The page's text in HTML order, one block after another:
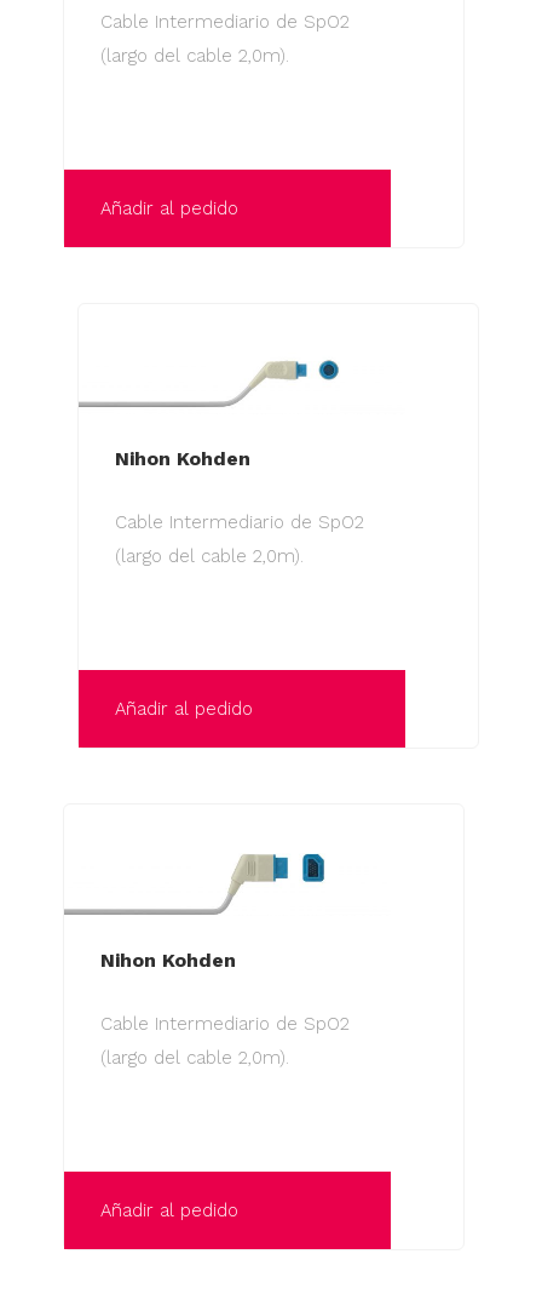
Cable Intermediario de SpO2
(largo del cable 2,0m).
Añadir al pedido
Nihon Kohden
Cable Intermediario de SpO2
(largo del cable 2,0m).
Añadir al pedido
Nihon Kohden
Cable Intermediario de SpO2
(largo del cable 2,0m).
Añadir al pedido